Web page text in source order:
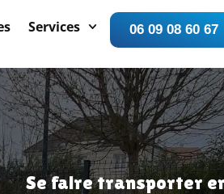
Services 06 09 08 60 67
Se faire transporter